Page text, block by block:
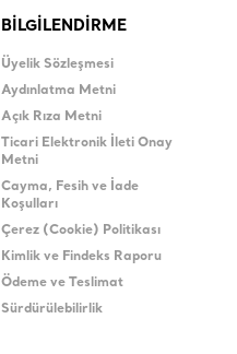
BİLGİLENDİRME
Üyelik Sözleşmesi
Aydınlatma Metni
Açık Rıza Metni
Ticari Elektronik İleti Onay
Metni
Cayma, Fesih ve İade
Koşulları
Çerez (Cookie) Politikası
Kimlik ve Findeks Raporu
Ödeme ve Teslimat
Sürdürülebilirlik